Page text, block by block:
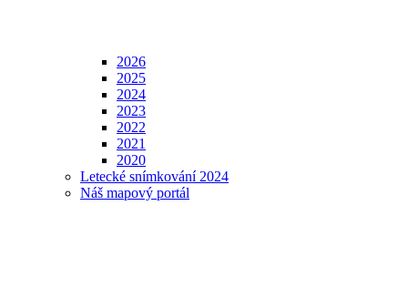
2026
2025
2024
2023
2022
2021
2020
Letecké snímkování 2024
Náš mapový portál